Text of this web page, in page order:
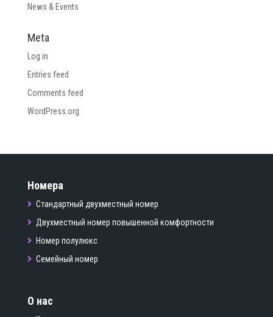
News & Events
Meta
Log in
Entries feed
Comments feed
WordPress.org
Номера
Стандартный двухместный номер
Двухместный номер повышенной комфортности
Номер полулюкс
Семейный номер
О нас